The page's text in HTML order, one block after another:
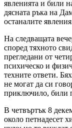
явленията и били
дясната ръка на
останалите
На следващата
според тяхното
прегледани от
психическо и
техните ответи.
не могат да си
приключило, били
В четвъртък 8
около петнадесет